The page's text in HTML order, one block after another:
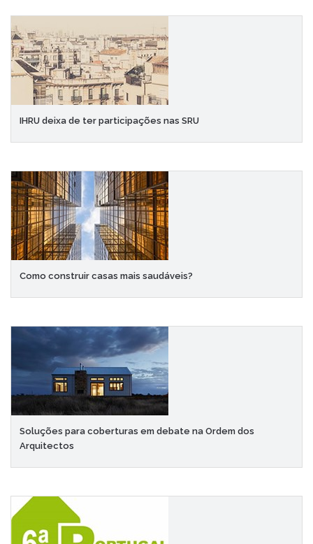
IHRU deixa de ter participações nas SRU
Como construir casas mais saudáveis?
Soluções para coberturas em debate na Ordem dos
Arquitectos